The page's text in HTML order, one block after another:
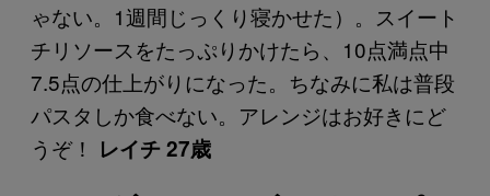
ゃない。1週間じっくり寝かせた）。スイート
チリソースをたっぷりかけたら、10点満点中
7.5点の仕上がりになった。ちなみに私は普段
パスタしか食べない。アレンジはお好きにど
うぞ！ レイチ 27歳